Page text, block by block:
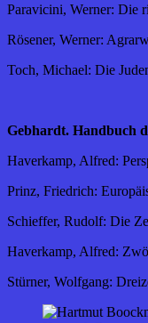
Paravicini, Werner: Die
Rösener, Werner:
Toch, Michael: Die
Gebhardt. Handbuch
Haverkamp, Alfred:
Prinz, Friedrich:
Schieffer, Rudolf: Die
Haverkamp, Alfred:
Stürner, Wolfgang: